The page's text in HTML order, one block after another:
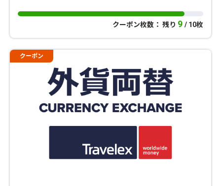
クーポン枚数： 残り 9 / 10枚
クーポン